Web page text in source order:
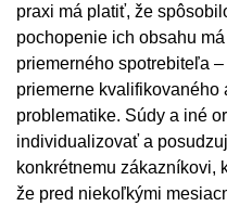
praxi má platiť, že
pochopenie ich obsahu
priemerného spotrebiteľa
priemerne kvalifikovaného
problematike. Súdy a iné
individualizovať a
konkrétnemu zákazníkovi,
že pred niekoľkými